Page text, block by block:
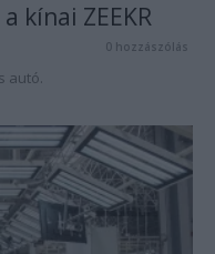
kínai ZEEKR
0 hozzászólás
autó.